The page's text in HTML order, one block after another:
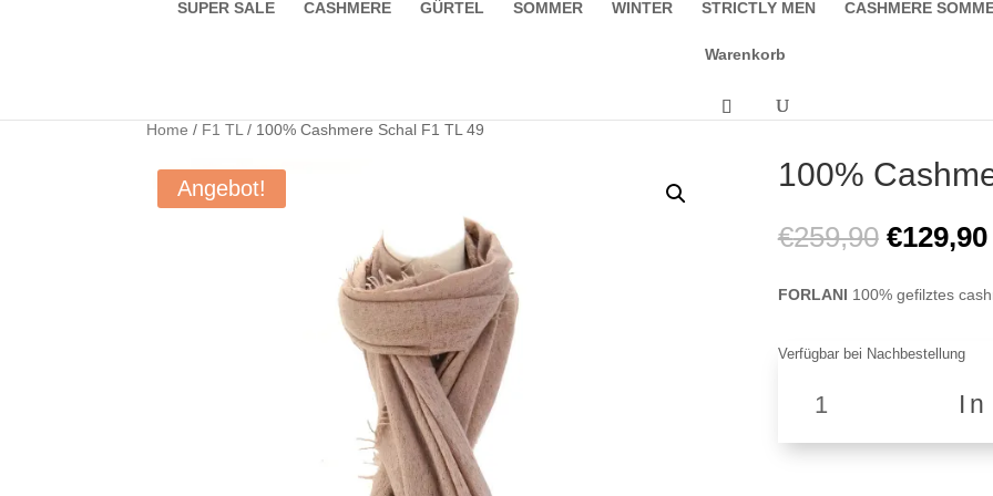
SUPER SALE CASHMERE GÜRTEL SOMMER WINTER STRICTLY MEN CASHMERE
Warenkorb
Home / F1 TL / 100% Cashmere Schal F1 TL 49
Angebot! 100%
€259,90
war:
€259,90
€129,90
FORLANI 100% gefilztes
Verfügbar bei Nachbestellung
Cashmere